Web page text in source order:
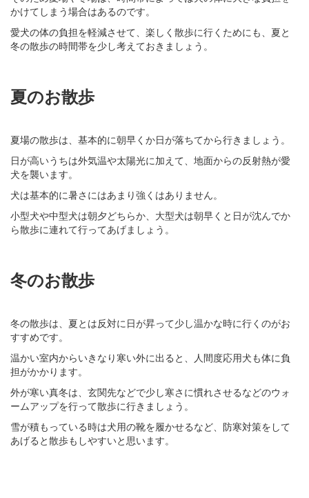
かけてしまう場合はあるのです。
愛犬の体の負担を軽減させて、楽しく散歩に行くためにも、夏と
冬の散歩の時間帯を少し考えておきましょう。
夏のお散歩
夏場の散歩は、基本的に朝早くか日が落ちてから行きましょう。
日が高いうちは外気温や太陽光に加えて、地面からの反射熱が愛
犬を襲います。
犬は基本的に暑さにはあまり強くはありません。
小型犬や中型犬は朝夕どちらか、大型犬は朝早くと日が沈んでか
ら散歩に連れて行ってあげましょう。
冬のお散歩
冬の散歩は、夏とは反対に日が昇って少し温かな時に行くのがお
すすめです。
温かい室内からいきなり寒い外に出ると、人間度応用犬も体に負
担がかかります。
外が寒い真冬は、玄関先などで少し寒さに慣れさせるなどのウォ
ームアップを行って散歩に行きましょう。
雪が積もっている時は犬用の靴を履かせるなど、防寒対策をして
あげると散歩もしやすいと思います。